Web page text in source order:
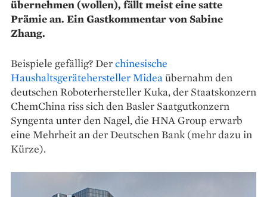
übernehmen (wollen), fällt meist eine satte
Prämie an. Ein Gastkommentar von Sabine
Zhang.
Beispiele gefällig? Derchinesische
Haushaltsgerätehersteller Mideaübernahm den
deutschen Roboterhersteller Kuka, der Staatskonzern
ChemChina riss sich den Basler Saatgutkonzern
Syngenta unter den Nagel, die HNA Group erwarb
eine Mehrheit an der Deutschen Bank (mehr dazu in
Kürze).